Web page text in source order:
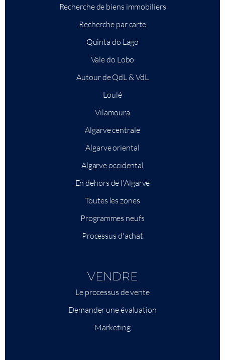
Recherche de biens immobiliers
Recherche par carte
Quinta do Lago
Vale do Lobo
Autour de QdL & VdL
Loulé
Vilamoura
Algarve centrale
Algarve oriental
Algarve occidental
En dehors de l'Algarve
Toutes les zones
Programmes neufs
Processus d'achat
VENDRE
Le processus de vente
Demander une évaluation
Marketing